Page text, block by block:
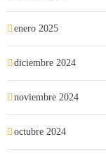
enero 2025
diciembre 2024
noviembre 2024
octubre 2024